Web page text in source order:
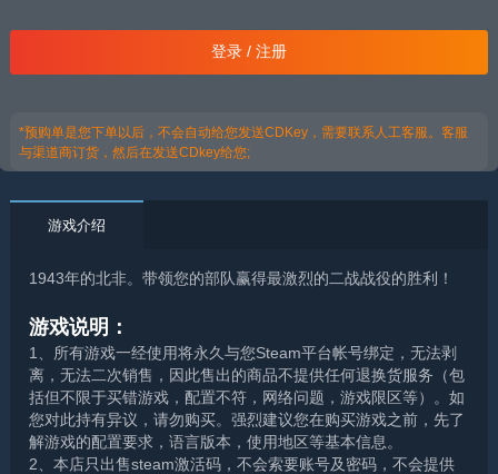
登录 / 注册
*预购单是您下单以后，不会自动给您发送CDKey，需要联系人工客服。客服
与渠道商订货，然后在发送CDkey给您;
游戏介绍
1943年的北非。带领您的部队赢得最激烈的二战战役的胜利！
游戏说明：
1、所有游戏一经使用将永久与您Steam平台帐号绑定，无法剥
离，无法二次销售，因此售出的商品不提供任何退换货服务（包
括但不限于买错游戏，配置不符，网络问题，游戏限区等）。如
您对此持有异议，请勿购买。强烈建议您在购买游戏之前，先了
解游戏的配置要求，语言版本，使用地区等基本信息。
2、本店只出售steam激活码，不会索要账号及密码，不会提供